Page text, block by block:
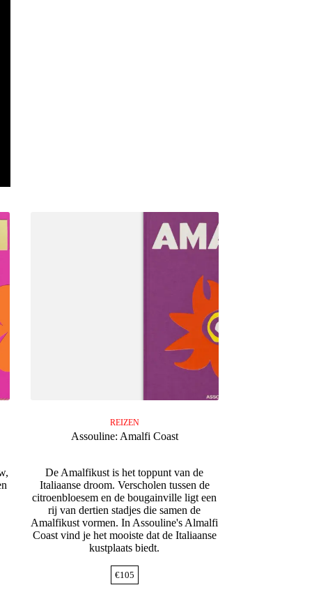
REIZEN
Assouline: Amalfi Coast
De Amalfikust is het toppunt van de
Italiaanse droom. Verscholen tussen de
citroenbloesem en de bougainville ligt een
rij van dertien stadjes die samen de
Amalfikust vormen. In Assouline's Almalfi
Coast vind je het mooiste dat de Italiaanse
kustplaats biedt.
€105